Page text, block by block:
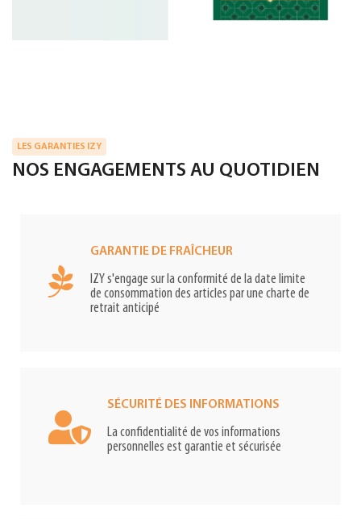
LES GARANTIES IZY
NOS ENGAGEMENTS AU QUOTIDIEN
GARANTIE DE FRAÎCHEUR
IZY s'engage sur la conformité de la date limite
de consommation des articles par une charte de
retrait anticipé
SÉCURITÉ DES INFORMATIONS
La confidentialité de vos informations
personnelles est garantie et sécurisée